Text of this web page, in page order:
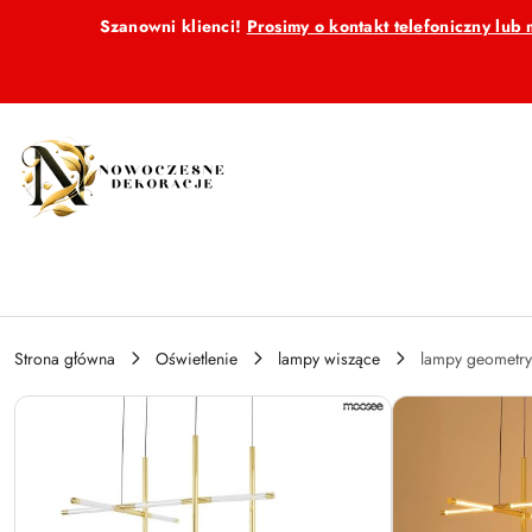
Przejdź do treści głównej
Przejdź do wyszukiwarki
Przejdź do moje konto
Przejdź do menu głównego
Przejdź do opisu produktu
Przejdź do stopki
Szanowni klienci! Prosimy o kontakt telefoniczny
Strona główna Oświetlenie lampy wiszące
lampy